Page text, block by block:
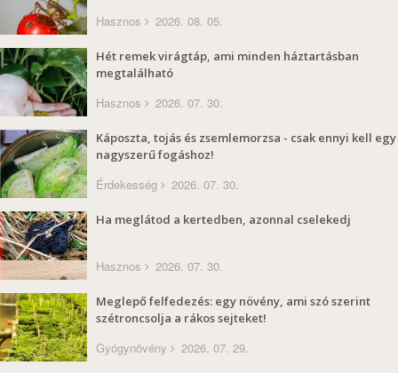
Hasznos 2026. 08. 05.
Hét remek virágtáp, ami minden háztartásban
megtalálható
Hasznos 2026. 07. 30.
Káposzta, tojás és zsemlemorzsa - csak ennyi kell egy
nagyszerű fogáshoz!
Érdekesség 2026. 07. 30.
Ha meglátod a kertedben, azonnal cselekedj
Hasznos 2026. 07. 30.
Meglepő felfedezés: egy növény, ami szó szerint
szétroncsolja a rákos sejteket!
Gyógynövény 2026. 07. 29.